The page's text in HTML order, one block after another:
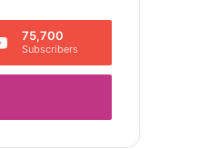
75,700
Subscribers